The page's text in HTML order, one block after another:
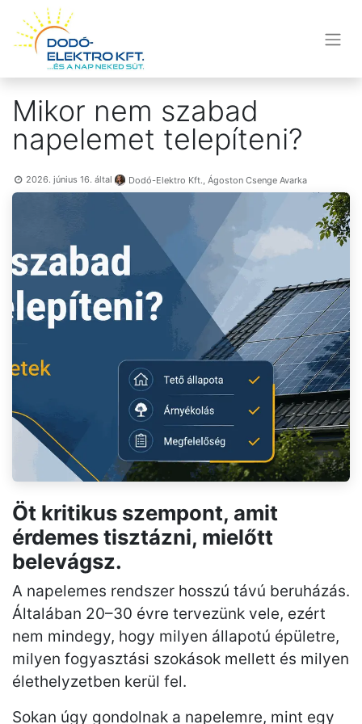
Mikor nem szabad
napelemet telepíteni?
2026. június 16. által Dodó-Elektro Kft., Ágoston Csenge Avarka
Öt kritikus szempont, amit
érdemes tisztázni, mielőtt
belevágsz.
A napelemes rendszer hosszú távú beruházás.
Általában 20–30 évre tervezünk vele, ezért
nem mindegy, hogy milyen állapotú épületre,
milyen fogyasztási szokások mellett és milyen
élethelyzetben kerül fel.
Sokan úgy gondolnak a napelemre, mint egy